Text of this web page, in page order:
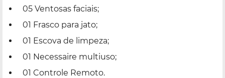
05 Ventosas faciais;
01 Frasco para jato;
01 Escova de limpeza;
01 Necessaire multiuso;
01 Controle Remoto.